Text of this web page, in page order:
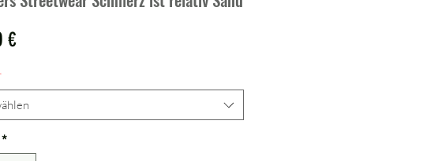
€Preis
*